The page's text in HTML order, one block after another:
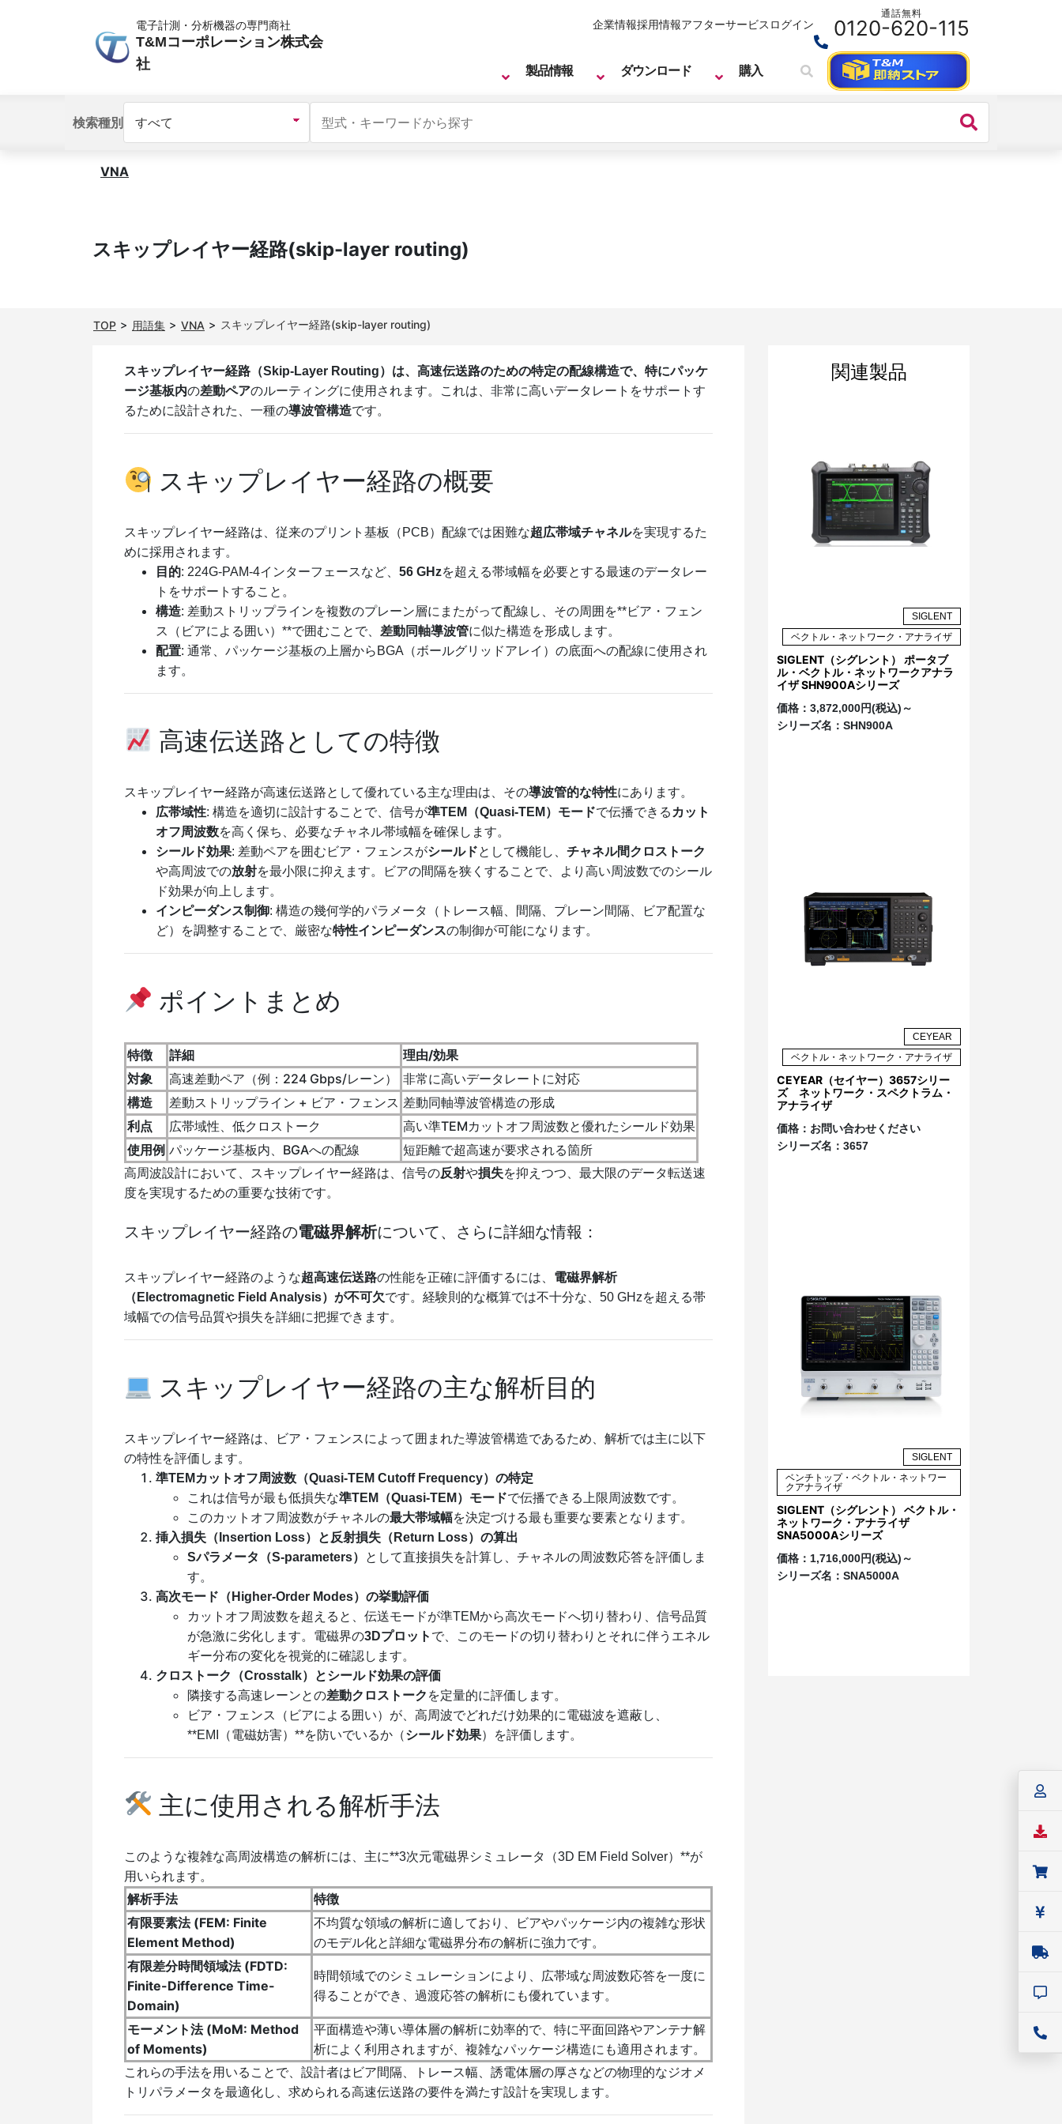
電子計測・分析機器の専門商社
T&Mコーポレーション株式会
社
製品情報 ダウンロード 購入
検索種別
企業情報採用情報アフターサービス ログイン
通話無料
0120-620-115
VNA
スキップレイヤー経路(skip-layer routing)
TOP 用語集 VNA スキップレイヤー経路(skip-layer routing)
スキップレイヤー経路（Skip-Layer Routing）は、高速伝送路のための特定の配線構造で、特にパッケ
ージ基板内の差動ペアのルーティングに使用されます。これは、非常に高いデータレートをサポートす
るために設計された、一種の導波管構造です。
スキップレイヤー経路の概要
スキップレイヤー経路は、従来のプリント基板（PCB）配線では困難な超広帯域チャネルを実現するた
めに採用されます。
目的: 224G-PAM-4インターフェースなど、 56 GHzを超える帯域幅を必要とする最速のデータレー
トをサポートすること。
構造: 差動ストリップラインを複数のプレーン層にまたがって配線し、その周囲を**ビア・フェン
ス（ビアによる囲い）**で囲むことで、 差動同軸導波管に似た構造を形成します。
配置: 通常、パッケージ基板の上層からBGA（ボールグリッドアレイ）の底面への配線に使用され
ます。
高速伝送路としての特徴
スキップレイヤー経路が高速伝送路として優れている主な理由は、その導波管的な特性にあります。
広帯域性: 構造を適切に設計することで、信号が準TEM（Quasi-TEM）モードで伝播できる カット
オフ周波数を高く保ち、必要なチャネル帯域幅を確保します。
シールド効果: 差動ペアを囲むビア・フェンスがシールドとして機能し、 チャネル間クロストーク
や高周波での放射を最小限に抑えます。ビアの間隔を狭くすることで、より高い周波数でのシール
ド効果が向上します。
インピーダンス制御: 構造の幾何学的パラメータ（トレース幅、間隔、プレーン間隔、ビア配置な
ど）を調整することで、厳密な特性インピーダンスの制御が可能になります。
ポイントまとめ
特徴 詳細
理由/効果
対象
高速差動ペア（例：224 Gbps/レーン）
非常に高いデータレートに対応
構造
差動ストリップライン + ビア・フェンス 差動同軸導波管構造の形成
利点
広帯域性、低クロストーク
高い準TEMカットオフ周波数と優れたシールド効果
使用例 パッケージ基板内、BGAへの配線 短距離で超高速が要求される箇所
高周波設計において、スキップレイヤー経路は、信号の反射や損失を抑えつつ、最大限のデータ転送速
度を実現するための重要な技術です。
スキップレイヤー経路の電磁界解析について、さらに詳細な情報：
スキップレイヤー経路のような超高速伝送路の性能を正確に評価するには、 電磁界解析
（Electromagnetic Field Analysis）が不可欠です。経験則的な概算では不十分な、50 GHzを超える帯
域幅での信号品質や損失を詳細に把握できます。
スキップレイヤー経路の主な解析目的
スキップレイヤー経路は、ビア・フェンスによって囲まれた導波管構造であるため、解析では主に以下
の特性を評価します。
準TEMカットオフ周波数（Quasi-TEM Cutoff Frequency）の特定
これは信号が最も低損失な準TEM（Quasi-TEM）モードで伝播できる上限周波数です。
このカットオフ周波数がチャネルの最大帯域幅を決定づける最も重要な要素となります。
挿入損失（Insertion Loss）と反射損失（Return Loss）の算出
Sパラメータ（S-parameters）
として直接損失を計算し、チャネルの周波数応答を評価しま
す。
高次モード（Higher-Order Modes）の挙動評価
カットオフ周波数を超えると、伝送モードが準TEMから高次モードへ切り替わり、信号品質
が急激に劣化します。電磁界の3Dプロット で、このモードの切り替わりとそれに伴うエネル
ギー分布の変化を視覚的に確認します。
クロストーク（Crosstalk）とシールド効果の評価
隣接する高速レーンとの差動クロストーク を定量的に評価します。
ビア・フェンス（ビアによる囲い）が、高周波でどれだけ効果的に電磁波を遮蔽し、
**EMI（電磁妨害）**を防いでいるか（シールド効果）を評価します。
主に使用される解析手法
このような複雑な高周波構造の解析には、主に**3次元電磁界シミュレータ（3D EM Field Solver）**が
用いられます。
解析手法
特徴
有限要素法 (FEM: Finite
Element Method)
不均質な領域の解析に適しており、ビアやパッケージ内の複雑な形状
のモデル化と詳細な電磁界分布の解析に強力です。
有限差分時間領域法 (FDTD:
Finite-Difference Time-
Domain)
時間領域でのシミュレーションにより、広帯域な周波数応答を一度に
得ることができ、過渡応答の解析にも優れています。
モーメント法 (MoM: Method
of Moments)
平面構造や薄い導体層の解析に効率的で、特に平面回路やアンテナ解
析によく利用されますが、複雑なパッケージ構造にも適用されます。
これらの手法を用いることで、設計者はビア間隔、トレース幅、誘電体層の厚さなどの物理的なジオメ
トリパラメータを最適化し、求められる高速伝送路の要件を満たす設計を実現します。
関連製品
SIGLENT
ベクトル・ネットワーク・アナライザ
SIGLENT（シグレント） ポータブ
ル・ベクトル・ネットワークアナラ
イザ SHN900Aシリーズ
価格： 3,872,000円(税込)～
シリーズ名： SHN900A
CEYEAR
ベクトル・ネットワーク・アナライザ
CEYEAR（セイヤー）3657シリー
ズ ネットワーク・スペクトラム・
アナライザ
価格： お問い合わせください
シリーズ名： 3657
SIGLENT
ベンチトップ・ベクトル・ネットワー
クアナライザ
SIGLENT（シグレント） ベクトル・
ネットワーク・アナライザ
SNA5000Aシリーズ
価格： 1,716,000円(税込)～
シリーズ名： SNA5000A